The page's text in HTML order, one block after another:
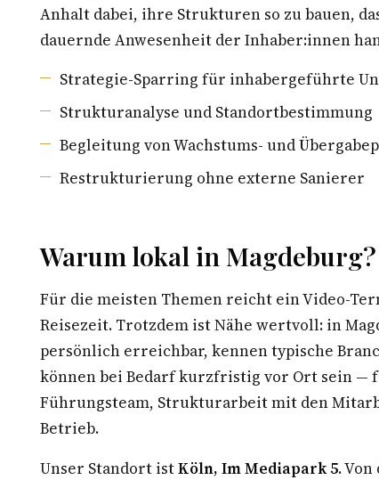
Anhalt dabei, ihre Strukturen so zu bauen,
dauernde Anwesenheit der Inhaber:innen
Strategie-Sparring für inhabergeführte
Strukturanalyse und Standortbestimmung
Begleitung von Wachstums- und
Restrukturierung ohne externe Sanierer
Warum lokal in Magdeburg?
Für die meisten Themen reicht ein Video-
Reisezeit. Trotzdem ist Nähe wertvoll: in
persönlich erreichbar, kennen typische
können bei Bedarf kurzfristig vor Ort sein —
Führungsteam, Strukturarbeit mit den
Betrieb.
Unser Standort istKöln, Im Mediapark 5.